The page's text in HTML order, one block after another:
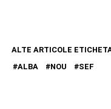
ALTE ARTICOLE
ALBA
NOU SEF